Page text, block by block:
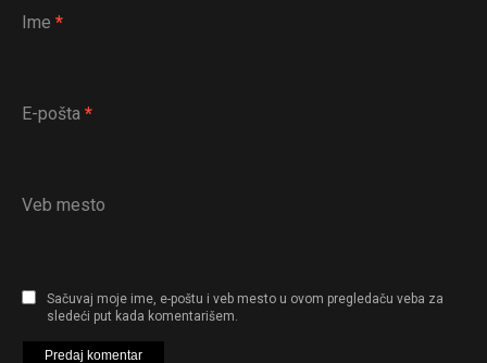
Ime *
E-pošta *
Veb mesto
Sačuvaj moje ime, e-poštu i veb mesto u ovom pregledaču veba za
sledeći put kada komentarišem.